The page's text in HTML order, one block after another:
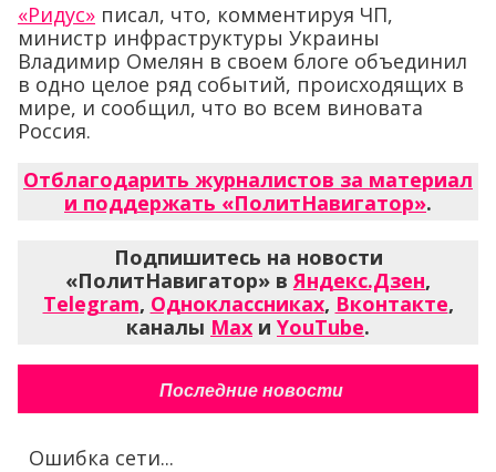
«Ридус» писал, что, комментируя ЧП,
министр инфраструктуры Украины
Владимир Омелян в своем блоге объединил
в одно целое ряд событий, происходящих в
мире, и сообщил, что во всем виновата
Россия.
Отблагодарить журналистов за материал
и поддержать «ПолитНавигатор».
Подпишитесь на новости
«ПолитНавигатор» вЯндекс.Дзен,
Telegram, Одноклассниках, Вконтакте,
каналы Max и YouTube.
Последние новости
Ошибка сети...